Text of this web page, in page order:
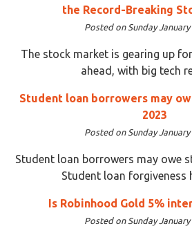
the Record-Breaking
Posted on Sunday January
The stock market is gearing up
ahead, with big tech
Student loan borrowers may
2023
Posted on Sunday January
Student loan borrowers may owe
Student loan forgiveness
Is Robinhood Gold 5%
Posted on Sunday January